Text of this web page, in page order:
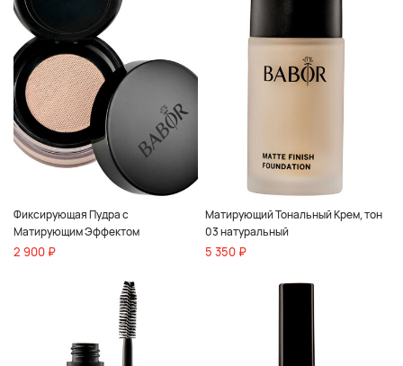
Фиксирующая Пудра с
Матирующим Эффектом
2 900 ₽
Матирующий Тональный Крем, тон
03 натуральный
5 350 ₽